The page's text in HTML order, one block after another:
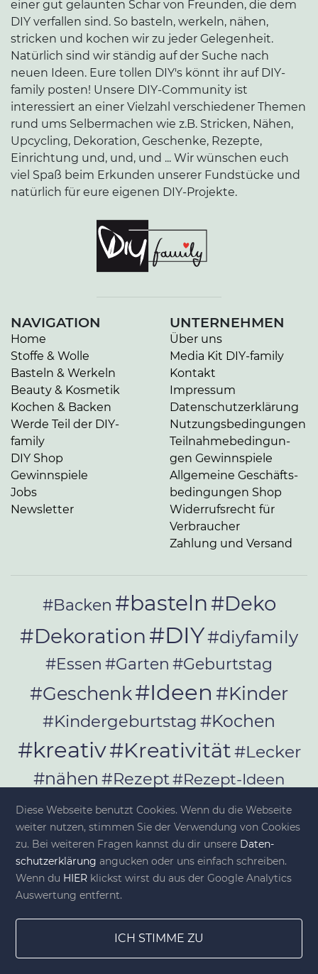
einer gut gelaunten Schar von Freunden, die dem
DIY verfallen sind. So basteln, werkeln, nähen,
stricken und kochen wir zu jeder Gelegenheit.
Natürlich sind wir ständig auf der Suche nach
neuen Ideen. Eure tollen DIY's könnt ihr auf DIY-
family posten! Unsere DIY-Community ist
interessiert an einer Vielzahl verschiedener Themen
rund ums Selbermachen wie z.B. Stricken, Nähen,
Upcycling, Dekoration, Geschenke, Rezepte,
Einrichtung und, und, und ... Wir wünschen euch
viel Spaß beim Erkunden unserer Fundstücke und
natürlich für eure eigenen DIY-Projekte.
NAVIGATION
Home
Stoffe & Wolle
Basteln & Werkeln
Beauty & Kosmetik
Kochen & Backen
Werde Teil der DIY-
family
DIY Shop
Gewinnspiele
Jobs
Newsletter
UNTERNEHMEN
Über uns
Media Kit DIY-family
Kontakt
Impressum
Da­ten­schutz­er­klä­rung
Nut­zungs­be­din­gun­gen
Teil­nah­me­be­din­gun­
gen Gewinnspiele
Allgemeine Ge­schäfts­
be­din­gun­gen Shop
Widerrufsrecht für
Verbraucher
Zahlung und Versand
#Backen #basteln#Deko
#Dekoration #DIY#diyfamily
#Essen #Garten #Geburtstag
#Geschenk#Ideen #Kinder
#Kindergeburtstag #Kochen
#kreativ#Kreativität#Lecker
#nähen #Rezept#Rezept-Ideen
#Rezepte#selber_bauen
#selber_machen
#Selbermachen#selber_nähen
#Selfmade
#Upcycling#Werkeln
Diese Webseite benutzt Cookies. Wenn du die Webseite
weiter nutzen, stimmen Sie der Verwendung von Cookies
zu. Bei weiteren Fragen kannst du dir unsere Da­ten­
schutz­er­klä­rung angucken oder uns einfach schreiben.
Wenn du HIER klickst wirst du aus der Google Analytics
Auswertung entfernt.
ICH STIMME ZU